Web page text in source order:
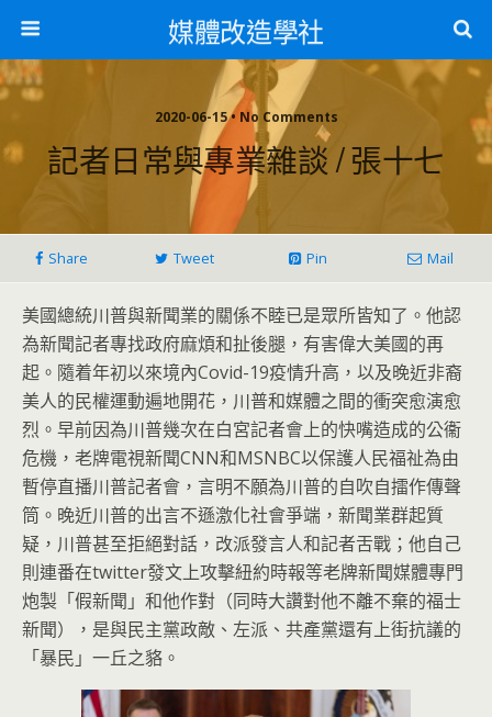
媒體改造學社
2020-06-15 • No Comments
記者日常與專業雜談 / 張十七
Share Tweet Pin Mail
美國總統川普與新聞業的關係不睦已是眾所皆知了。 他認
為新聞記者專找政府麻煩和扯後腿，有害偉大美國的再
起。 隨着年初以來境內Covid-19疫情升高， 以及晚近非裔
美人的民權運動遍地開花， 川普和媒體之間的衝突愈演愈
烈。 早前因為川普幾次在白宮記者會上的快嘴造成的公衞
危機， 老牌電視新聞CNN和MSNBC以保護人民福祉為由
暫停直播川普記者會，言明不願為川普的自吹自擂作傳聲
筒。 晚近川普的出言不遜激化社會爭端，新聞業群起質
疑， 川普甚至拒絕對話，改派發言人和記者舌戰；他自己
則連番在twitter發文上攻擊紐約時報等老牌新聞媒體專門
炮製「假新聞」 和他作對（同時大讚對他不離不棄的福士
新聞），是與民主黨政敵、 左派、共產黨還有上街抗議的
「暴民」一丘之貉。